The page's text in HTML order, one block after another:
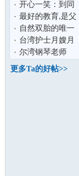
的种植牙只需
的电影 10部最新
爱情电影推
开心一笑：到同
学家做客,爷爷
说：我孙子在
最好的教育,是父
母永不放弃自我
成长！（值
自然双胎的唯一
保障-永安孕中无
忧
台湾护士月嫂月
子餐,经验丰富,人
品好有责任
尔湾钢琴老师
（中英授课）三
岁至成人学生
更多Ta的好帖>>